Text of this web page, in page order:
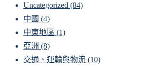
Uncategorized (84)
中國 (4)
中東地區 (1)
亞洲 (8)
交通、運輸與物流 (10)